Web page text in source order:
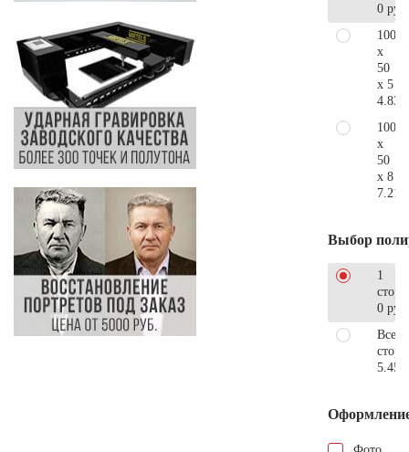
0 руб.
100
x
50
x 5
100
x
50
x 8
Выбор
1
0 руб.
Все